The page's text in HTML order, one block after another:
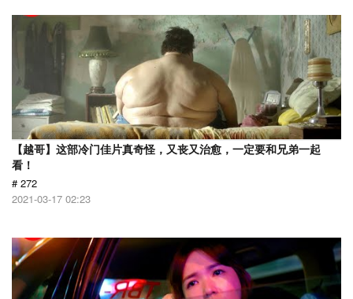
【越哥】这部冷门佳片真奇怪，又丧又治愈，一定要和兄弟一起
看！
# 272
2021-03-17 02:23